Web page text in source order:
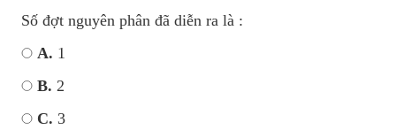
Số đợt nguyên phân đã diễn ra là :
A. 1
B. 2
C. 3